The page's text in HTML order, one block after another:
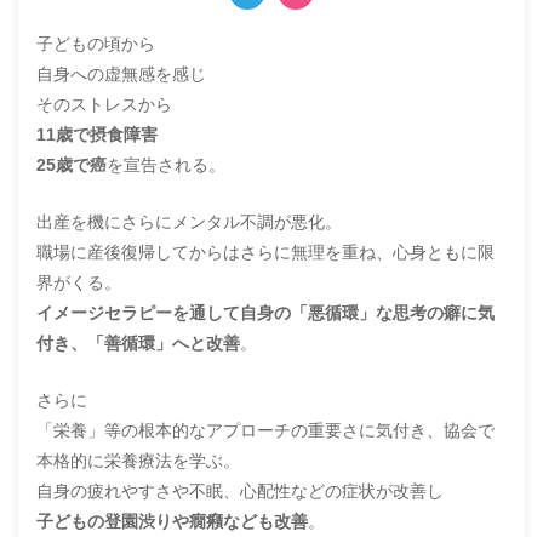
子どもの頃から
自身への虚無感を感じ
そのストレスから
11歳で摂食障害
25歳で癌を宣告される。
出産を機にさらにメンタル不調が悪化。
職場に産後復帰してからはさらに無理を重ね、心身ともに限
界がくる。
イメージセラピーを通して自身の「悪循環」な思考の癖に気
付き、「善循環」へと改善。
さらに
「栄養」等の根本的なアプローチの重要さに気付き、協会で
本格的に栄養療法を学ぶ。
自身の疲れやすさや不眠、心配性などの症状が改善し
子どもの登園渋りや癇癪なども改善。